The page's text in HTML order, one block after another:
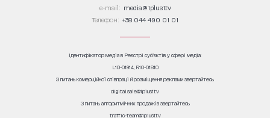
е-mail: media@1plus1.tv
Телефон: +38 044 490 01 01
Ідентифікатор медіа в Реєстрі суб’єктів у сфері медіа:
L10-01914, R10-01810
З питань комерційної співпраці й розміщення реклами звертайтесь
digital.sale@1plus1.tv
З питань алгоритмічних продажів звертайтесь
traffic-team@1plus1.tv